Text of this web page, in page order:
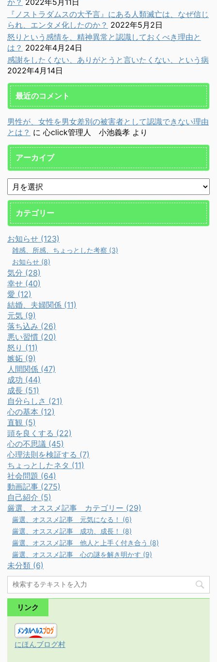
か？ 2022年5月11日
『ノストラダムスの大予言』にある人類滅亡は、なぜ信じ
られ、エンタメ化したのか？ 2022年5月2日
怒りという感情を、精神異常と認識しておくべき理由と
は？ 2022年4月24日
感謝をしたくない、ありがとうと言いたくない、という病
2022年4月14日
最近のコメント
男性が、女性を男女差別の被害者として認識できない理由
とは？ に 心click管理人 小池義孝 より
アーカイブ
カテゴリー
お知らせ (123)
雑感、所感、ちょっとした考察 (3)
お知らせ (8)
気分 (28)
幸せ (40)
愛 (12)
結婚、夫婦関係 (11)
元気 (9)
落ち込み (26)
悪い習慣 (20)
怒り (11)
嫉妬 (9)
人間関係 (47)
成功 (44)
成長 (51)
自分らしさ (21)
心の基本 (12)
直観 (5)
頭を良くする (22)
心の不思議 (45)
心理法則を検証する (7)
ちょっとしたネタ (11)
社会問題 (64)
動画記事 (275)
自己紹介 (5)
厳選、オススメ記事 カテゴリー (29)
厳選、オススメ記事 元気になる！ (6)
厳選、オススメ記事 成功、成長！ (8)
厳選、オススメ記事 他人と上手く付き合う (8)
厳選、オススメ記事 心の謎を解き明かす (9)
未分類 (6)
リンク
にほんブログ村